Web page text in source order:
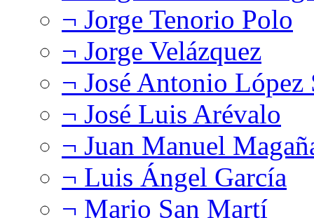
¬ Jorge Tenorio Polo
¬ Jorge Velázquez
¬ José Antonio López
¬ José Luis Arévalo
¬ Juan Manuel
¬ Luis Ángel García
¬ Mario San Martí